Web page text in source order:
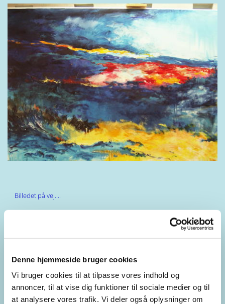
Denne hjemmeside bruger cookies
Vi bruger cookies til at tilpasse vores indhold og
annoncer, til at vise dig funktioner til sociale medier og til
at analysere vores trafik. Vi deler også oplysninger om
Billedet på vej....